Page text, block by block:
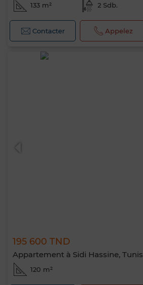
133 m² 2 Sdb.
Contacter Appelez
195 600 TND
Appartement à Sidi Hassine, Tunis
120 m²